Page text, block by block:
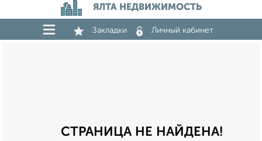
ЯЛТА НЕДВИЖИМОСТЬ
Закладки Личный кабинет
СТРАНИЦА НЕ НАЙДЕНА!